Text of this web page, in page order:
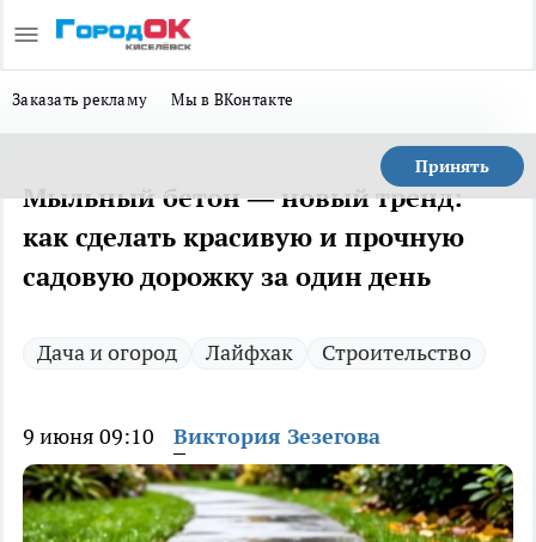
Заказать рекламу Мы в ВКонтакте
Принять
Мыльный бетон — новый тренд:
как сделать красивую и прочную
садовую дорожку за один день
Дача и огород Лайфхак Строительство
9 июня 09:10 Виктория Зезегова